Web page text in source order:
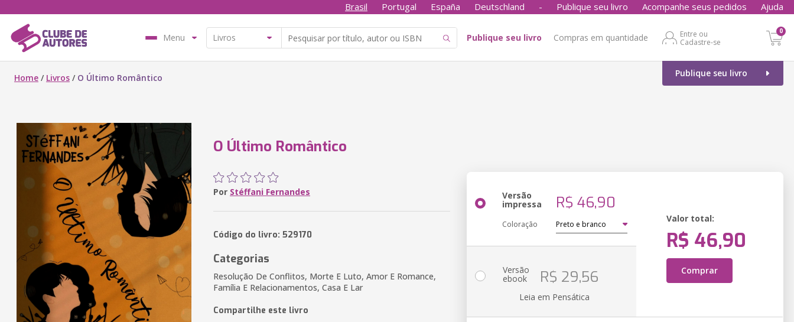
Brasil Portugal España Deutschland - Publique seu livro Acompanhe seus pedidos Ajuda
Menu Publique seu livro Compras em quantidade
Entre ou
Cadastre-se
0
Publique seu livro
Home / Livros / O Último Romântico
O Último Romântico
Por Stéffani Fernandes
Código do livro: 529170
Categorias
Resolução De Conflitos, Morte E Luto, Amor E Romance,
Família E Relacionamentos, Casa E Lar
Compartilhe este livro
Versão
impressa R$ 46,90
Coloração
Valor total:
R$ 46,90
Comprar
Versão
ebook R$ 29,56
Leia em Pensática